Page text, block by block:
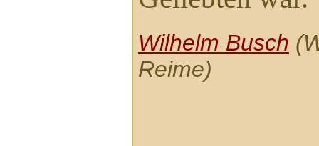
Wilhelm Busch
Reime)